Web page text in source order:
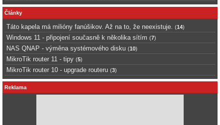
Články
Táto kapela má milióny fanúšikov. Až na to, že neexistuje. (14)
Windows 11 - připojení současně k několika sítím (7)
NAS QNAP - výměna systémového disku (10)
MikroTik router 11 - tipy (5)
MikroTik router 10 - upgrade routeru (3)
Reklama